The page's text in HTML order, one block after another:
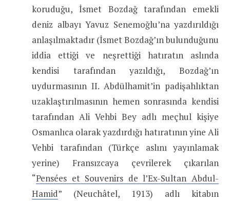
koruduğu, İsmet Bozdağ tarafından emekli
deniz albayı Yavuz Senemoğlu’na yazdırıldığı
anlaşılmaktadır (İsmet Bozdağ’ın bulunduğunu
iddia ettiği ve neşrettiği hatıratın aslında
kendisi tarafından yazıldığı, Bozdağ’ın
uydurmasının II. Abdülhamit’in padişahlıktan
uzaklaştırılmasının hemen sonrasında kendisi
tarafından Ali Vehbi Bey adlı meçhul kişiye
Osmanlıca olarak yazdırdığı hatıratının yine Ali
Vehbi tarafından (Türkçe aslını yayınlamak
yerine) Fransızcaya çevrilerek çıkarılan
“Pensées et Souvenirs de l’Ex-Sultan Abdul-
Hamid” (Neuchâtel, 1913) adlı kitabın